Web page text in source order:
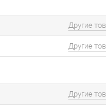
Другие
Другие
Другие